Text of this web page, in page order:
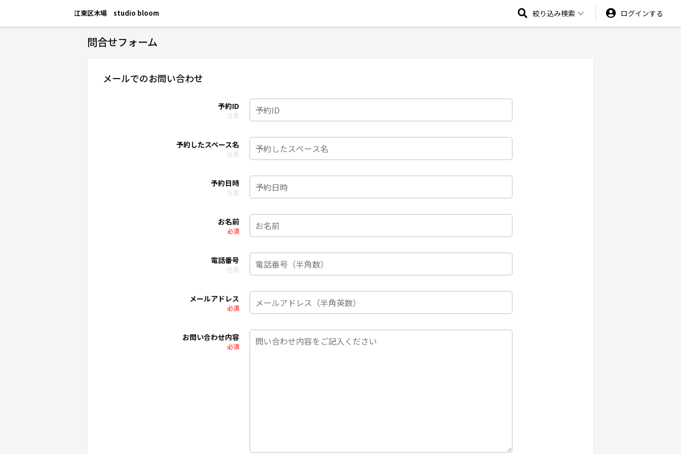
江東区木場 studio bloom 絞り込み検索 ログインする
問合せフォーム
メールでのお問い合わせ
予約ID
任意
予約したスペース名
任意
予約日時
任意
お名前
必須
電話番号
任意
メールアドレス
必須
お問い合わせ内容
必須